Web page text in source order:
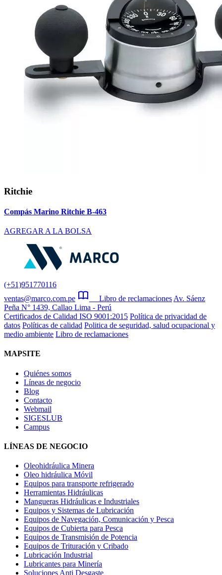
Ritchie
Compás Marino Ritchie B-463
AGREGAR A LA BOLSA
(+51)951770116
ventas@marco.com.pe
Libro de reclamaciones Av. Sáenz
Peña N° 1439, Callao Lima - Perú
Certificados de Calidad ISO 9001:2015 Política de privacidad de
datos Políticas de calidad Politica de seguridad, salud ocupacional y
medio ambiente Libro de reclamaciones
MAPSITE
Quiénes somos
Líneas de negocio
Blog
Contacto
Webmail
SIGESLUB
Campus
LÍNEAS DE NEGOCIO
Oleohidráulica Minera
Oleo hidráulica Móvil
Equipos para transporte refrigerado
Herramientas Hidráulicas
Mangueras Hidráulicas e Industriales
Equipos y Sistemas de Lubricación
Equipos de Navegación, Comunicación y Pesca
Equipos de Cubierta para Pesca
Equipos de Transmisión de Potencia
Equipos de Trituración y Cribado
Lubricación Industrial
Lubricantes para Minería
Soluciones Anti Desgaste